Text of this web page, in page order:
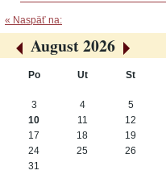
« Naspäť na:
«
August 2026
»
Po Ut St
3
4 5
10
11 12
17
18 19
24
25 26
31